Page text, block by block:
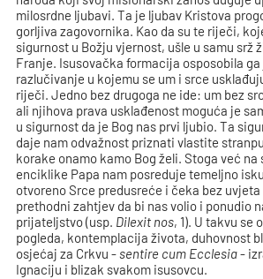
milosrdne ljubavi. Ta je ljubav Kristova
gorljiva zagovornika. Kao da su te riječi,
sigurnost u Božju vjernost, ušle u samu srž
Franje. Isusovačka formacija osposobila ga
razlučivanje u kojemu se um i srce
riječi. Jedno bez drugoga ne ide: um bez
ali njihova prava usklađenost moguća je
u sigurnost da je Bog nas prvi ljubio. Ta
daje nam odvažnost priznati vlastite
korake onamo kamo Bog želi. Stoga već
enciklike Papa nam posreduje temeljno
otvoreno Srce predusreće i čeka bez
prethodni zahtjev da bi nas volio i ponudio
prijateljstvo (usp. Dilexit nos, 1). U takvu se
pogleda, kontemplacija života, duhovnost
osjećaj za Crkvu -sentire cum Ecclesia-
Ignaciju i blizak svakom isusovcu.